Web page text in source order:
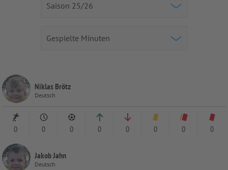
Niklas Brötz
Deutsch
0 0 0 0 0 0 0 0
Jakob Jahn
Deutsch